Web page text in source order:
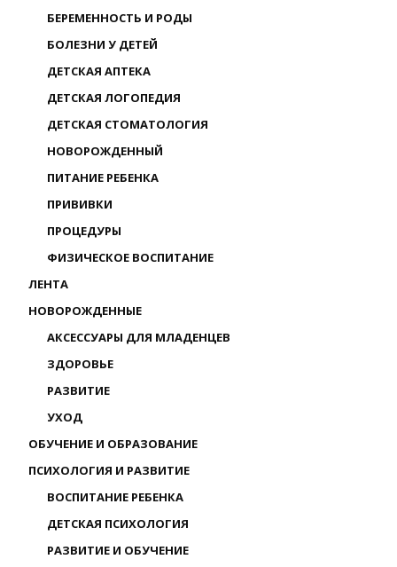
БЕРЕМЕННОСТЬ И РОДЫ
БОЛЕЗНИ У ДЕТЕЙ
ДЕТСКАЯ АПТЕКА
ДЕТСКАЯ ЛОГОПЕДИЯ
ДЕТСКАЯ СТОМАТОЛОГИЯ
НОВОРОЖДЕННЫЙ
ПИТАНИЕ РЕБЕНКА
ПРИВИВКИ
ПРОЦЕДУРЫ
ФИЗИЧЕСКОЕ ВОСПИТАНИЕ
ЛЕНТА
НОВОРОЖДЕННЫЕ
АКСЕССУАРЫ ДЛЯ МЛАДЕНЦЕВ
ЗДОРОВЬЕ
РАЗВИТИЕ
УХОД
ОБУЧЕНИЕ И ОБРАЗОВАНИЕ
ПСИХОЛОГИЯ И РАЗВИТИЕ
ВОСПИТАНИЕ РЕБЕНКА
ДЕТСКАЯ ПСИХОЛОГИЯ
РАЗВИТИЕ И ОБУЧЕНИЕ